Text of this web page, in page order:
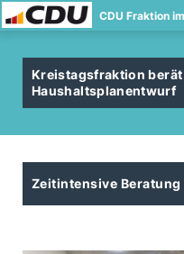
CDU Fraktion
Kreistagsfraktion berät
Haushaltsplanentwurf
Zeitintensive Beratung